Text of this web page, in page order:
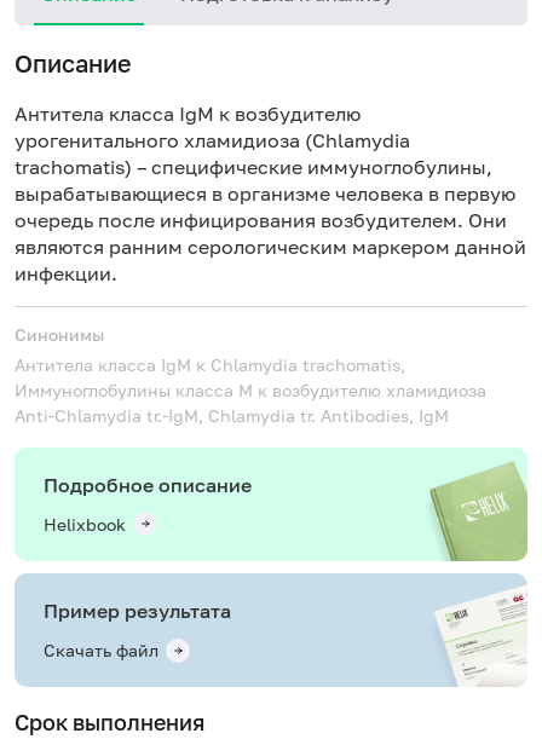
Описание
Антитела класса IgM к возбудителю
урогенитального хламидиоза (Chlamydia
trachomatis) – специфические иммуноглобулины,
вырабатывающиеся в организме человека в первую
очередь после инфицирования возбудителем. Они
являются ранним серологическим маркером данной
инфекции.
Синонимы
Антитела класса IgM к Chlamydia trachomatis,
Иммуноглобулины класса M к возбудителю хламидиоза
Anti-Chlamydia tr.-IgM, Chlamydia tr. Antibodies, IgM
Подробное описание
Helixbook
Пример результата
Скачать файл
Срок выполнения